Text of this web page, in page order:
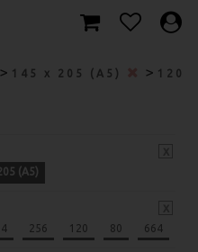
> 145 x 205 (A5) > 120
(A5)
256 120 80 664